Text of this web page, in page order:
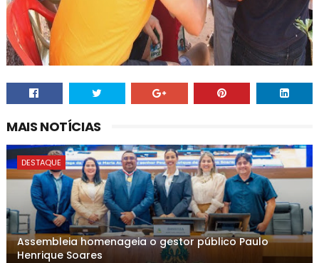
MAIS NOTÍCIAS
DESTAQUE
Assembleia homenageia o gestor público Paulo
Henrique Soares